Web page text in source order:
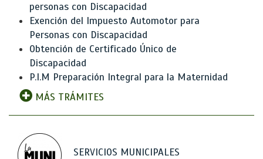
personas con Discapacidad
Exención del Impuesto Automotor para
Personas con Discapacidad
Obtención de Certificado Único de
Discapacidad
P.I.M Preparación Integral para la Maternidad
MÁS TRÁMITES
SERVICIOS MUNICIPALES